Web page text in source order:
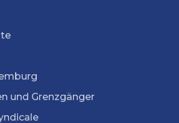
und Grenzgänger